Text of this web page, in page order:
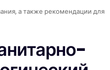
а также рекомендации для